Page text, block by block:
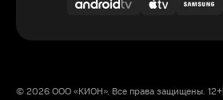
© 2026 ООО «КИОН». Все права защищены. 12+